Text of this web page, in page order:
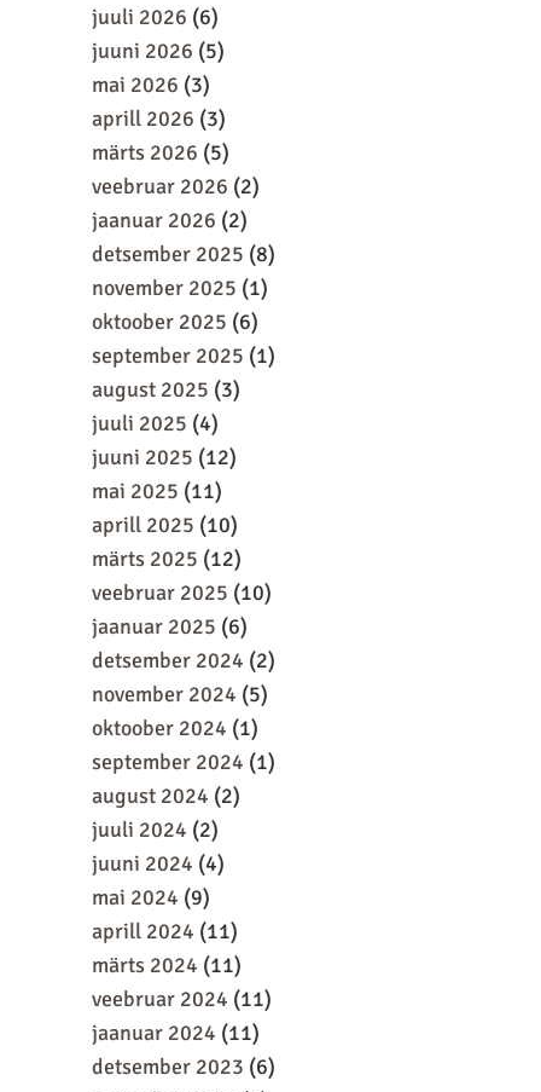
juuli 2026 (6)
juuni 2026 (5)
mai 2026 (3)
aprill 2026 (3)
märts 2026 (5)
veebruar 2026 (2)
jaanuar 2026 (2)
detsember 2025 (8)
november 2025 (1)
oktoober 2025 (6)
september 2025 (1)
august 2025 (3)
juuli 2025 (4)
juuni 2025 (12)
mai 2025 (11)
aprill 2025 (10)
märts 2025 (12)
veebruar 2025 (10)
jaanuar 2025 (6)
detsember 2024 (2)
november 2024 (5)
oktoober 2024 (1)
september 2024 (1)
august 2024 (2)
juuli 2024 (2)
juuni 2024 (4)
mai 2024 (9)
aprill 2024 (11)
märts 2024 (11)
veebruar 2024 (11)
jaanuar 2024 (11)
detsember 2023 (6)